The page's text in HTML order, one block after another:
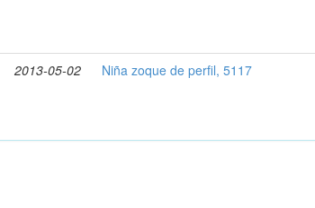
2013-05-02 Niña zoque de perfil, 5117